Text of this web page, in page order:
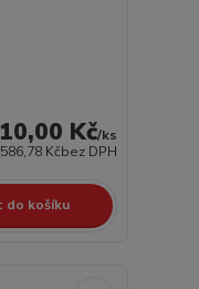
Kč/ks
586,78 Kčbez DPH
do košíku